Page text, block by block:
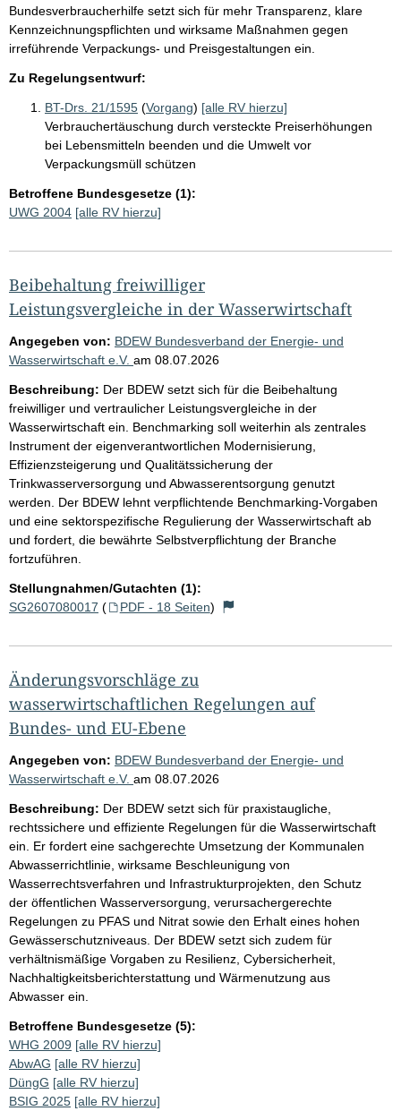
Bundesverbraucherhilfe setzt sich für mehr Transparenz, klare
Kennzeichnungspflichten und wirksame Maßnahmen gegen
irreführende Verpackungs- und Preisgestaltungen ein.
Zu Regelungsentwurf:
BT-Drs. 21/1595 (Vorgang) [alle RV hierzu]
Verbrauchertäuschung durch versteckte Preiserhöhungen
bei Lebensmitteln beenden und die Umwelt vor
Verpackungsmüll schützen
Betroffene Bundesgesetze (1):
UWG 2004 [alle RV hierzu]
Beibehaltung freiwilliger
Leistungsvergleiche in der Wasserwirtschaft
Angegeben von: BDEW Bundesverband der Energie- und
Wasserwirtschaft e.V. am 08.07.2026
Beschreibung: Der BDEW setzt sich für die Beibehaltung
freiwilliger und vertraulicher Leistungsvergleiche in der
Wasserwirtschaft ein. Benchmarking soll weiterhin als zentrales
Instrument der eigenverantwortlichen Modernisierung,
Effizienzsteigerung und Qualitätssicherung der
Trinkwasserversorgung und Abwasserentsorgung genutzt
werden. Der BDEW lehnt verpflichtende Benchmarking-Vorgaben
und eine sektorspezifische Regulierung der Wasserwirtschaft ab
und fordert, die bewährte Selbstverpflichtung der Branche
fortzuführen.
Stellungnahmen/Gutachten (1):
SG2607080017 ( PDF - 18 Seiten)
Änderungsvorschläge zu
wasserwirtschaftlichen Regelungen auf
Bundes- und EU-Ebene
Angegeben von: BDEW Bundesverband der Energie- und
Wasserwirtschaft e.V. am 08.07.2026
Beschreibung: Der BDEW setzt sich für praxistaugliche,
rechtssichere und effiziente Regelungen für die Wasserwirtschaft
ein. Er fordert eine sachgerechte Umsetzung der Kommunalen
Abwasserrichtlinie, wirksame Beschleunigung von
Wasserrechtsverfahren und Infrastrukturprojekten, den Schutz
der öffentlichen Wasserversorgung, verursachergerechte
Regelungen zu PFAS und Nitrat sowie den Erhalt eines hohen
Gewässerschutzniveaus. Der BDEW setzt sich zudem für
verhältnismäßige Vorgaben zu Resilienz, Cybersicherheit,
Nachhaltigkeitsberichterstattung und Wärmenutzung aus
Abwasser ein.
Betroffene Bundesgesetze (5):
WHG 2009 [alle RV hierzu]
AbwAG [alle RV hierzu]
DüngG [alle RV hierzu]
BSIG 2025 [alle RV hierzu]